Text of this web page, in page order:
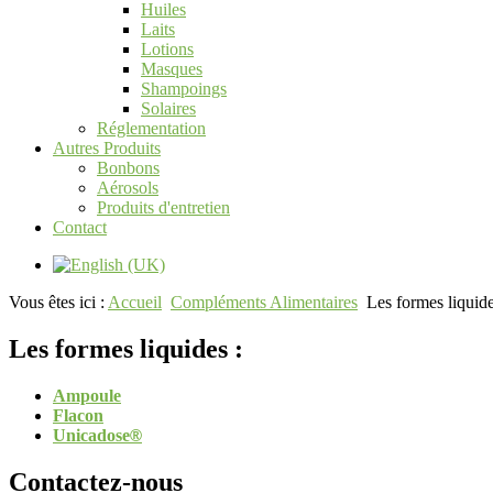
Huiles
Laits
Lotions
Masques
Shampoings
Solaires
Réglementation
Autres Produits
Bonbons
Aérosols
Produits d'entretien
Contact
Vous êtes ici : Accueil Compléments Alimentaires Les formes
Les formes liquides :
Ampoule
Flacon
Unicadose®
Contactez-nous